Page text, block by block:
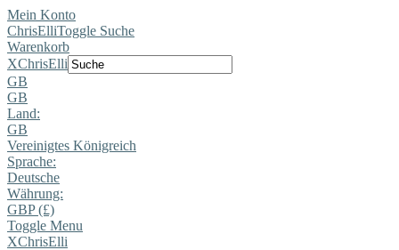
Mein Konto
ChrisElliToggle Suche
Warenkorb
XChrisElli
GB
GB
Land:
GB
Vereinigtes Königreich
Sprache:
Deutsche
Währung:
GBP (£)
Toggle Menu
XChrisElli